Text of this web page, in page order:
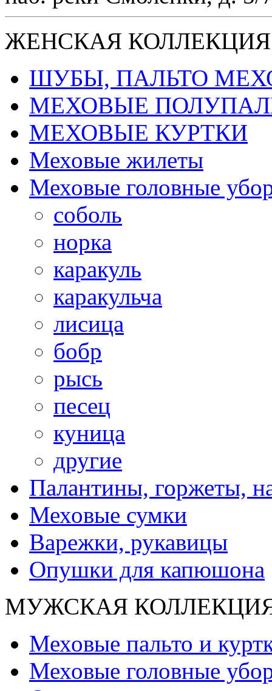
ЖЕНСКАЯ КОЛЛЕКЦИЯ
ШУБЫ, ПАЛЬТО
МЕХОВЫЕ
МЕХОВЫЕ КУРТКИ
Меховые жилеты
Меховые головные
соболь
норка
каракуль
каракульча
лисица
бобр
рысь
песец
куница
другие
Палантины, горжеты,
Меховые сумки
Варежки, рукавицы
Опушки для капюшона
МУЖСКАЯ
Меховые пальто и
Меховые головные